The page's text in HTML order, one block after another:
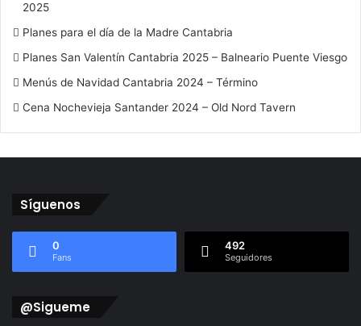
2025
Planes para el día de la Madre Cantabria
Planes San Valentín Cantabria 2025 – Balneario Puente Viesgo
Menús de Navidad Cantabria 2024 – Término
Cena Nochevieja Santander 2024 – Old Nord Tavern
Síguenos
0
Fans
492
Seguidores
@Sigueme